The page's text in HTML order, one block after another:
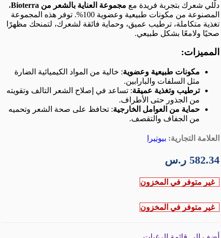
دلّلي شعرك بتجربة فريدة مع مجموعة العناية بالشعر من Bioterra
،
المصنوعة من مكونات طبيعية وعضوية 100%. توفر هذه المجموعة
تغذية متكاملة، ترطيب عميق، وحماية فائقة لشعرك، لتمنحك مظهرًا
صحيًا ولامعًا بشكل طبيعي.
المميزات:
مكونات طبيعية وعضوية: خالية من المواد الكيميائية الضارة
مثل السلفات والبارابين.
ترطيب وتغذية عميقة: تساعد في إصلاح الشعر التالف وتقويته
من الجذور حتى الأطراف.
حماية من العوامل الخارجية: تحافظ على صحة الشعر وتحميه
من الجفاف والتقصف.
العلامة التجارية: بيوتيرا
582.34 ر.س
غير متوفر في المخزون
غير متوفر في المخزون